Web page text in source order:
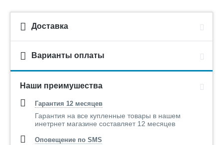
Доставка
Варианты оплаты
Наши преимушества
Гарантия 12 месяцев
Гарантия на все купленные товары в нашем
инетрнет магазине составляет 12 месяцев
Оповещение по SMS